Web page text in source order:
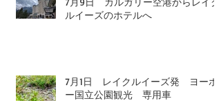
ルイーズのホテルへ
7月1日 レイクルイーズ発 ヨーホ
ー国立公園観光 専用車